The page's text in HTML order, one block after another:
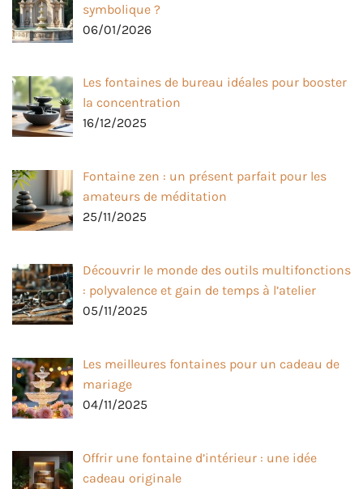
symbolique ?
06/01/2026
Les fontaines de bureau idéales pour booster
la concentration
16/12/2025
Fontaine zen : un présent parfait pour les
amateurs de méditation
25/11/2025
Découvrir le monde des outils multifonctions
: polyvalence et gain de temps à l’atelier
05/11/2025
Les meilleures fontaines pour un cadeau de
mariage
04/11/2025
Offrir une fontaine d’intérieur : une idée
cadeau originale